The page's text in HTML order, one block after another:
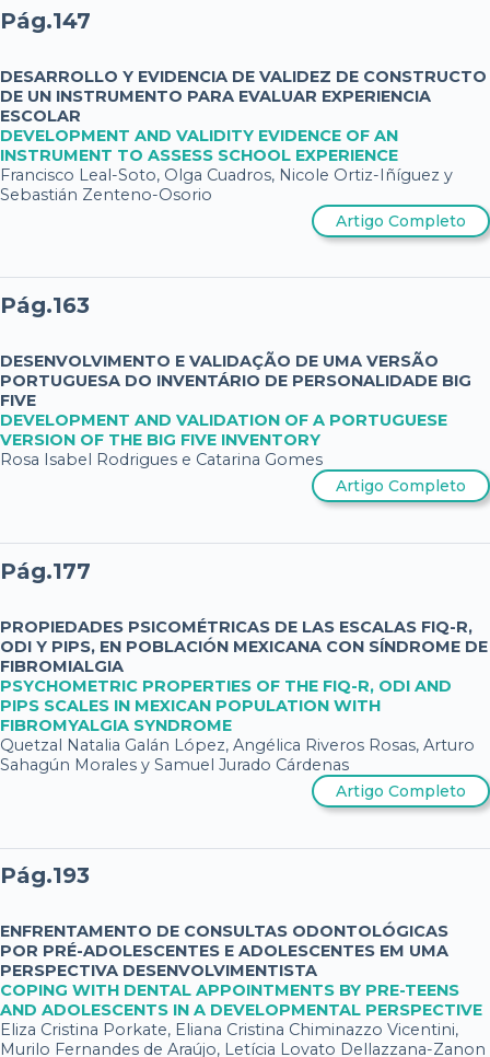
Pág.147
DESARROLLO Y EVIDENCIA DE VALIDEZ DE CONSTRUCTO
DE UN INSTRUMENTO PARA EVALUAR EXPERIENCIA
ESCOLAR
DEVELOPMENT AND VALIDITY EVIDENCE OF AN
INSTRUMENT TO ASSESS SCHOOL EXPERIENCE
Francisco Leal-Soto, Olga Cuadros, Nicole Ortiz-Iñíguez y
Sebastián Zenteno-Osorio
Artigo Completo
Pág.163
DESENVOLVIMENTO E VALIDAÇÃO DE UMA VERSÃO
PORTUGUESA DO INVENTÁRIO DE PERSONALIDADE BIG
FIVE
DEVELOPMENT AND VALIDATION OF A PORTUGUESE
VERSION OF THE BIG FIVE INVENTORY
Rosa Isabel Rodrigues e Catarina Gomes
Artigo Completo
Pág.177
PROPIEDADES PSICOMÉTRICAS DE LAS ESCALAS FIQ-R,
ODI Y PIPS, EN POBLACIÓN MEXICANA CON SÍNDROME DE
FIBROMIALGIA
PSYCHOMETRIC PROPERTIES OF THE FIQ-R, ODI AND
PIPS SCALES IN MEXICAN POPULATION WITH
FIBROMYALGIA SYNDROME
Quetzal Natalia Galán López, Angélica Riveros Rosas, Arturo
Sahagún Morales y Samuel Jurado Cárdenas
Artigo Completo
Pág.193
ENFRENTAMENTO DE CONSULTAS ODONTOLÓGICAS
POR PRÉ-ADOLESCENTES E ADOLESCENTES EM UMA
PERSPECTIVA DESENVOLVIMENTISTA
COPING WITH DENTAL APPOINTMENTS BY PRE-TEENS
AND ADOLESCENTS IN A DEVELOPMENTAL PERSPECTIVE
Eliza Cristina Porkate, Eliana Cristina Chiminazzo Vicentini,
Murilo Fernandes de Araújo, Letícia Lovato Dellazzana-Zanon